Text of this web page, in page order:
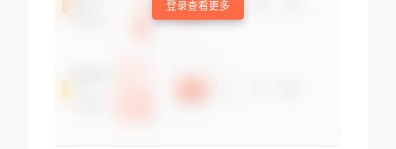
登录查看更多